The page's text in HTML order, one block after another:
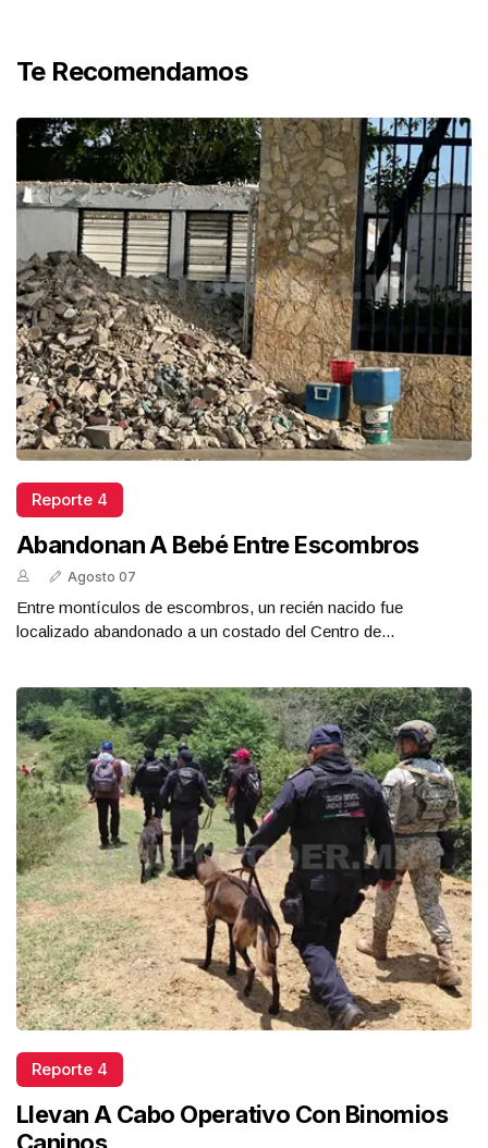
Te Recomendamos
Reporte 4
Abandonan A Bebé Entre Escombros
Agosto 07
Entre montículos de escombros, un recién nacido fue
localizado abandonado a un costado del Centro de...
Reporte 4
Llevan A Cabo Operativo Con Binomios